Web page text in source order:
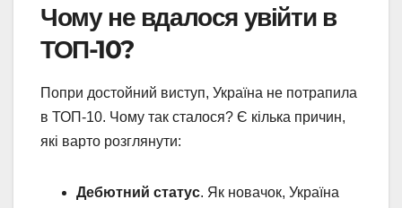
Чому не вдалося увійти в
ТОП-10?
Попри достойний виступ, Україна не потрапила
в ТОП-10. Чому так сталося? Є кілька причин,
які варто розглянути:
Дебютний статус. Як новачок, Україна